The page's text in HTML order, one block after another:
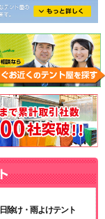
日除け・雨よけテント